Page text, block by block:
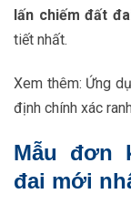
lấn chiếm đất
tiết nhất.
Xem thêm: Ứng
định chính xác
Mẫu đơn
đai mới